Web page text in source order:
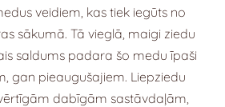
veidiem, kas tiek iegūts no
sākumā. Tā vieglā, maigi ziedu
saldums padara šo medu īpaši
gan pieaugušajiem. Liepziedu
dabīgām sastāvdaļām,